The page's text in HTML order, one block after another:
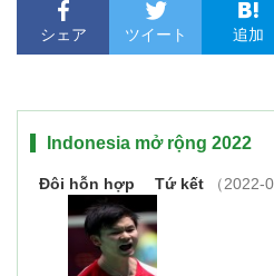
シェア ツイート 追加
Indonesia mở rộng 2022
Đôi hỗn hợp Tứ kết （2022-